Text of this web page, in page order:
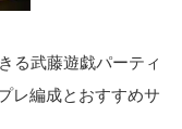
る武藤遊戯パーティ
レ編成とおすすめサ